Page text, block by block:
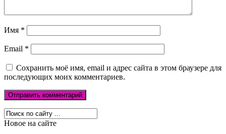
Имя *
Email *
Сохранить моё имя, email и адрес сайта в этом браузере для
последующих моих комментариев.
Новое на сайте